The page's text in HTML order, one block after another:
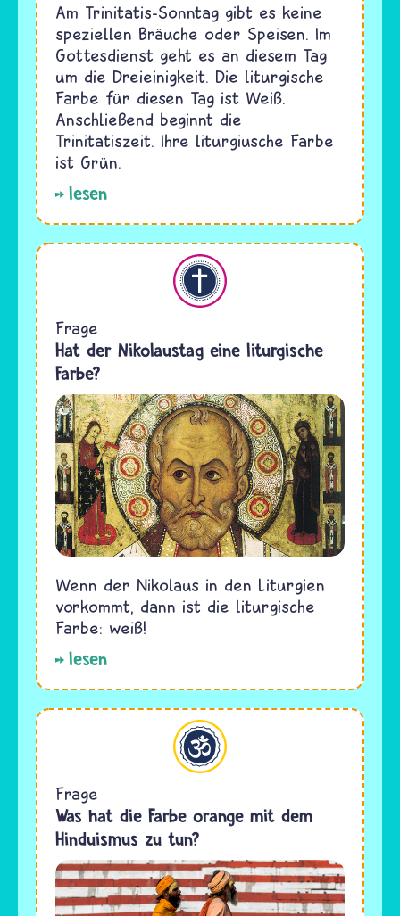
Am Trinitatis-Sonntag gibt es keine
speziellen Bräuche oder Speisen. Im
Gottesdienst geht es an diesem Tag
um die Dreieinigkeit. Die liturgische
Farbe für diesen Tag ist Weiß.
Anschließend beginnt die
Trinitatiszeit. Ihre liturgiusche Farbe
ist Grün.
lesen
Christentum
Frage
Hat der Nikolaustag eine liturgische
Farbe?
Wenn der Nikolaus in den Liturgien
vorkommt, dann ist die liturgische
Farbe: weiß!
lesen
Hinduismus
Frage
Was hat die Farbe orange mit dem
Hinduismus zu tun?